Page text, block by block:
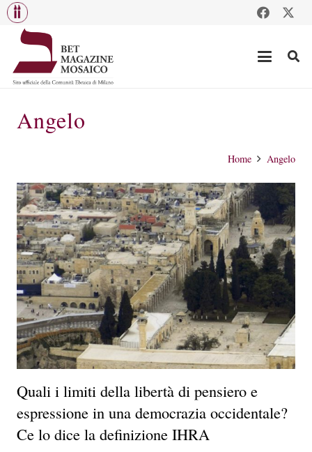
Angelo
Home Angelo
Quali i limiti della libertà di pensiero e
espressione in una democrazia occidentale?
Ce lo dice la definizione IHRA